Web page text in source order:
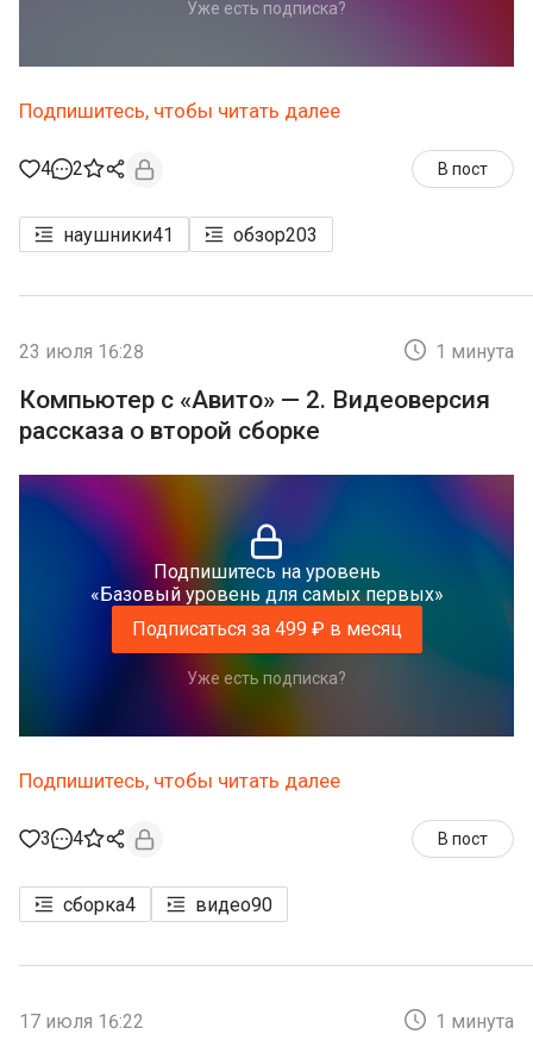
Уже есть подписка?
Подпишитесь, чтобы читать далее
4 2 В пост
наушники41 обзор203
23 июля 16:28 1 минута
Компьютер с «Авито» — 2. Видеоверсия
рассказа о второй сборке
Подпишитесь на уровень
«Базовый уровень для самых первых»
Подписаться за 499 ₽ в месяц
Уже есть подписка?
Подпишитесь, чтобы читать далее
3 4 В пост
сборка4 видео90
17 июля 16:22 1 минута